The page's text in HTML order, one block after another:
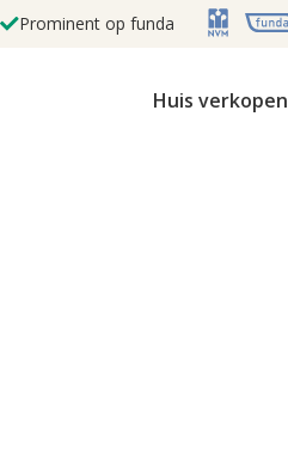
Prominent op funda
Huis verkopen